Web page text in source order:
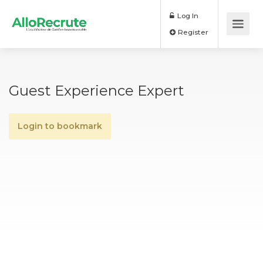
Log In
Guest Experience Expert
Login to bookmark